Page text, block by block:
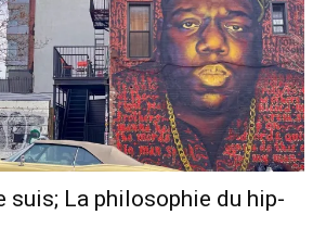
suis; La philosophie du hip-